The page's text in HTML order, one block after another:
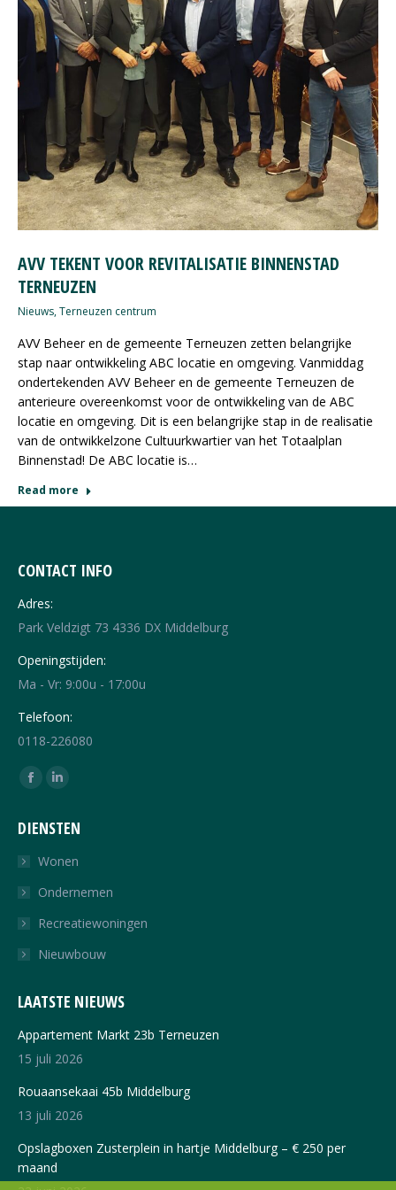
AVV TEKENT VOOR REVITALISATIE BINNENSTAD
TERNEUZEN
Nieuws,Terneuzen centrum
AVV Beheer en de gemeente Terneuzen zetten belangrijke
stap naar ontwikkeling ABC locatie en omgeving. Vanmiddag
ondertekenden AVV Beheer en de gemeente Terneuzen de
anterieure overeenkomst voor de ontwikkeling van de ABC
locatie en omgeving. Dit is een belangrijke stap in de realisatie
van de ontwikkelzone Cultuurkwartier van het Totaalplan
Binnenstad! De ABC locatie is…
Read more
CONTACT INFO
Adres:
Park Veldzigt 73 4336 DX Middelburg
Openingstijden:
Ma - Vr: 9:00u - 17:00u
Telefoon:
0118-226080
Vind ons op:
Facebook
opens
in
opens
in
DIENSTEN
Wonen
Ondernemen
Recreatiewoningen
Nieuwbouw
LAATSTE NIEUWS
Appartement Markt 23b Terneuzen
15 juli 2026
Rouaansekaai 45b Middelburg
13 juli 2026
Opslagboxen Zusterplein in hartje Middelburg – € 250 per
maand